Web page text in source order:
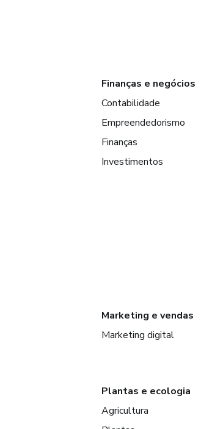
Finanças e negócios
Contabilidade
Empreendedorismo
Finanças
Investimentos
Marketing e vendas
Marketing digital
Plantas e ecologia
Agricultura